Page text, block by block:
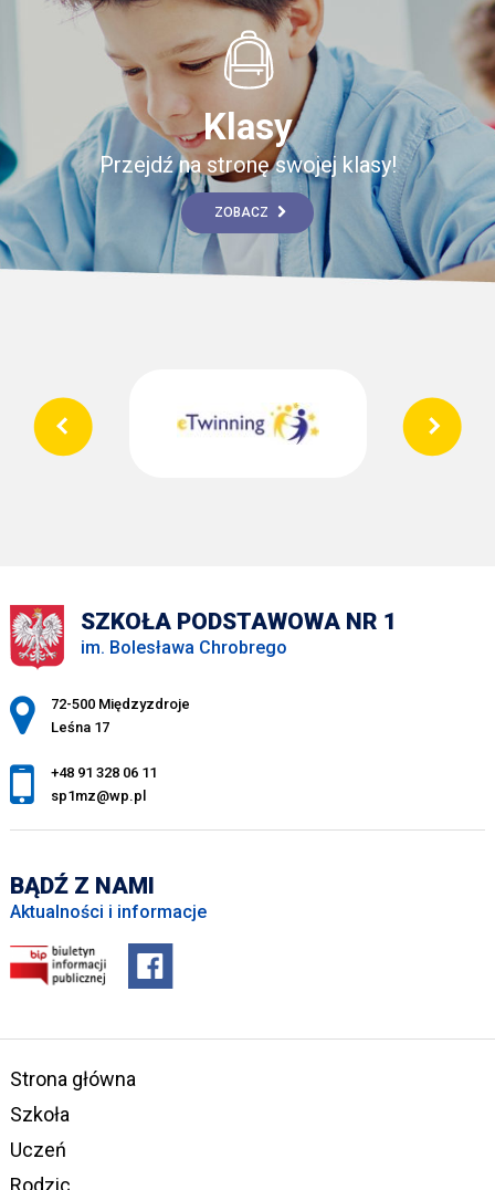
Klasy
Przejdź na stronę swojej klasy!
ZOBACZ
SZKOŁA PODSTAWOWA NR 1
im. Bolesława Chrobrego
Adres pocztowy:
72-500 Międzyzdroje
Leśna 17
+48 91 328 06 11
sp1mz@wp.pl
BĄDŹ Z NAMI
Aktualności i informacje
Strona główna
Szkoła
Uczeń
Rodzic